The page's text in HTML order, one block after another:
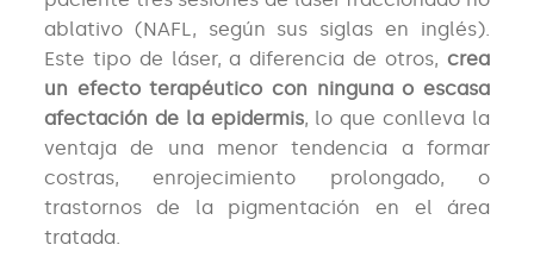
ablativo (NAFL, según sus siglas en inglés).
Este tipo de láser, a diferencia de otros,crea
un efecto terapéutico con ninguna o escasa
afectación de la epidermis, lo que conlleva la
ventaja de una menor tendencia a formar
costras, enrojecimiento prolongado, o
trastornos de la pigmentación en el área
tratada.